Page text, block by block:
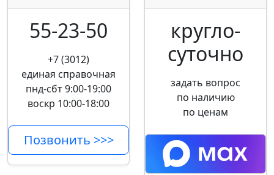
55-23-50
+7 (3012)
единая справочная
пнд-сбт 9:00-19:00
воскр 10:00-18:00
Позвонить >>>
кругло­
суточно
задать вопрос
по наличию
по ценам